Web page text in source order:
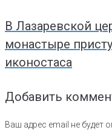
В Лазаревской
монастыре
иконостаса
Добавить
Ваш адрес email не будет